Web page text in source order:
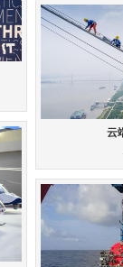
云